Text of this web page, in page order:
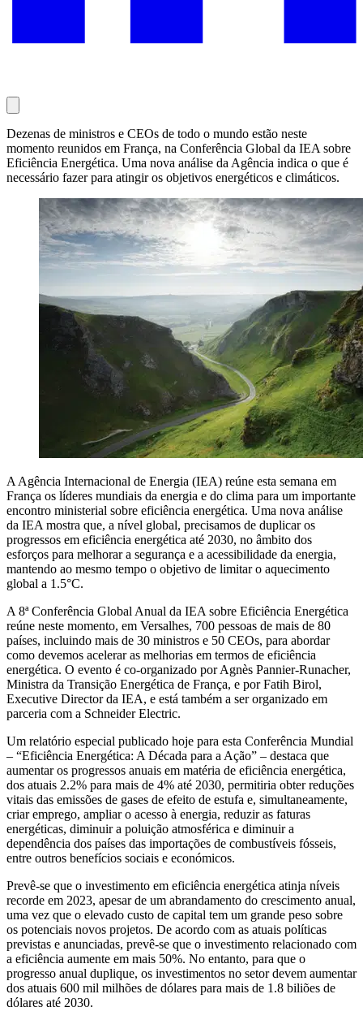
Dezenas de ministros e CEOs de todo o mundo estão neste
momento reunidos em França, na Conferência Global da IEA sobre
Eficiência Energética. Uma nova análise da Agência indica o que é
necessário fazer para atingir os objetivos energéticos e climáticos.
A Agência Internacional de Energia (IEA) reúne esta semana em
França os líderes mundiais da energia e do clima para um importante
encontro ministerial sobre eficiência energética. Uma nova análise
da IEA mostra que, a nível global, precisamos de duplicar os
progressos em eficiência energética até 2030, no âmbito dos
esforços para melhorar a segurança e a acessibilidade da energia,
mantendo ao mesmo tempo o objetivo de limitar o aquecimento
global a 1.5°C.
A 8ª Conferência Global Anual da IEA sobre Eficiência Energética
reúne neste momento, em Versalhes, 700 pessoas de mais de 80
países, incluindo mais de 30 ministros e 50 CEOs, para abordar
como devemos acelerar as melhorias em termos de eficiência
energética. O evento é co-organizado por Agnès Pannier-Runacher,
Ministra da Transição Energética de França, e por Fatih Birol,
Executive Director da IEA, e está também a ser organizado em
parceria com a Schneider Electric.
Um relatório especial publicado hoje para esta Conferência Mundial
– “Eficiência Energética: A Década para a Ação” – destaca que
aumentar os progressos anuais em matéria de eficiência energética,
dos atuais 2.2% para mais de 4% até 2030, permitiria obter reduções
vitais das emissões de gases de efeito de estufa e, simultaneamente,
criar emprego, ampliar o acesso à energia, reduzir as faturas
energéticas, diminuir a poluição atmosférica e diminuir a
dependência dos países das importações de combustíveis fósseis,
entre outros benefícios sociais e económicos.
Prevê-se que o investimento em eficiência energética atinja níveis
recorde em 2023, apesar de um abrandamento do crescimento anual,
uma vez que o elevado custo de capital tem um grande peso sobre
os potenciais novos projetos. De acordo com as atuais políticas
previstas e anunciadas, prevê-se que o investimento relacionado com
a eficiência aumente em mais 50%. No entanto, para que o
progresso anual duplique, os investimentos no setor devem aumentar
dos atuais 600 mil milhões de dólares para mais de 1.8 biliões de
dólares até 2030.